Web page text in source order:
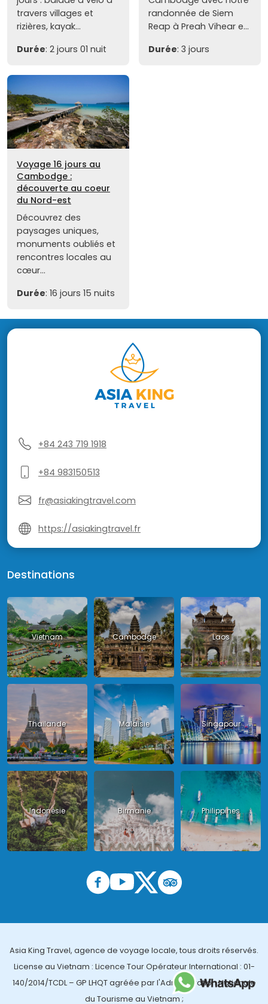
travers villages et
rizières, kayak...
Durée: 2 jours 01 nuit
randonnée de Siem
Reap à Preah Vihear e...
Durée: 3 jours
Voyage 16 jours au
Cambodge :
découverte au coeur
du Nord-est
Découvrez des
paysages uniques,
monuments oubliés et
rencontres locales au
cœur...
Durée: 16 jours 15 nuits
+84 243 719 1918
+84 983150513
fr@asiakingtravel.com
https://asiakingtravel.fr
Destinations
Vietnam Cambodge Laos
Thailande Malaisie Singapour
Indonésie Birmanie Philippines
Asia King Travel, agence de voyage locale, tous droits réservés.
License au Vietnam : Licence Tour Opérateur International : 01-
140/2014/TCDL – GP LHQT agréée par l'Administration Nationale
du Tourisme au Vietnam ;